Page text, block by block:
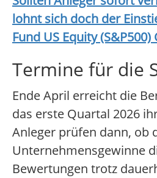
lohnt sich doch der
Fund US Equity
Termine für die
Ende April erreicht die
das erste Quartal 2026
Anleger prüfen dann, ob
Unternehmensgewinne
Bewertungen trotz